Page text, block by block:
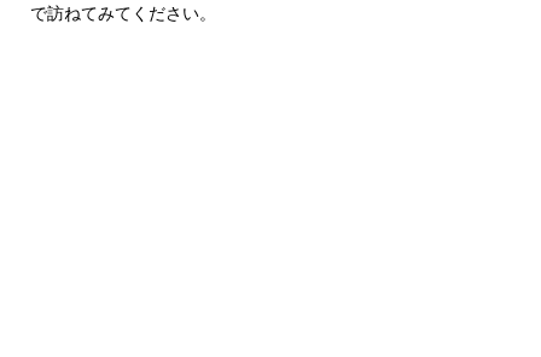
で訪ねてみてください。